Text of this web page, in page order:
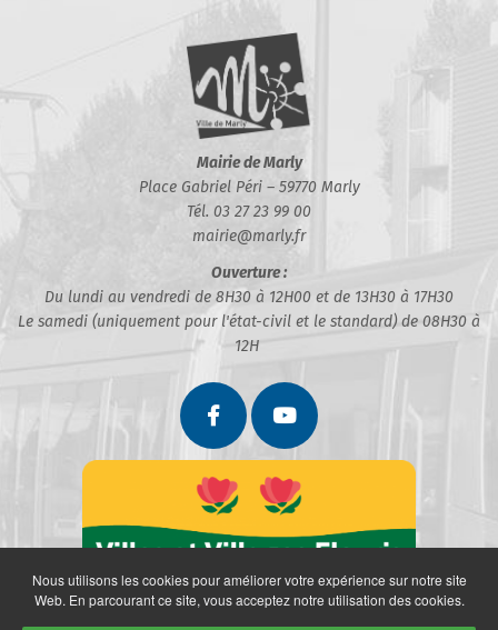
Mairie de Marly
Place Gabriel Péri – 59770 Marly
Tél. 03 27 23 99 00
mairie@marly.fr
Ouverture :
Du lundi au vendredi de 8H30 à 12H00 et de 13H30 à 17H30
Le samedi (uniquement pour l'état-civil et le standard) de 08H30 à
12H
Nous utilisons les cookies pour améliorer votre expérience sur notre site
Web. En parcourant ce site, vous acceptez notre utilisation des cookies.